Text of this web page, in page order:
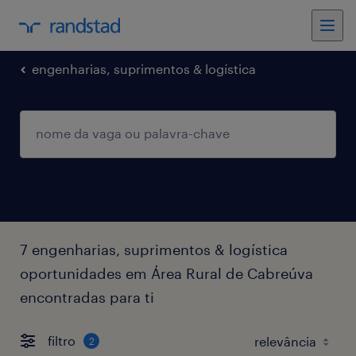
engenharias, suprimentos & logística
7 engenharias, suprimentos & logística
oportunidades em Área Rural de Cabreúva
encontradas para ti
filtro 2